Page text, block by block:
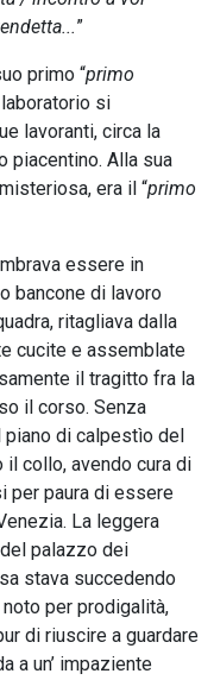
”
primo “primo
si
lavoranti, circa la
piacentino. Alla sua
era il “primo
essere in
bancone di lavoro
ritagliava dalla
cucite e assemblate
il tragitto fra la
il corso. Senza
di calpestìo del
collo, avendo cura di
per paura di essere
La leggera
palazzo dei
stava succedendo
per prodigalità,
di riuscire a guardare
a un’ impaziente